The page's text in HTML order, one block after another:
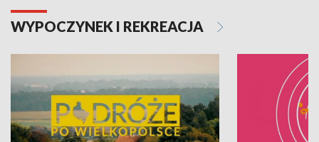
WYPOCZYNEK I REKREACJA